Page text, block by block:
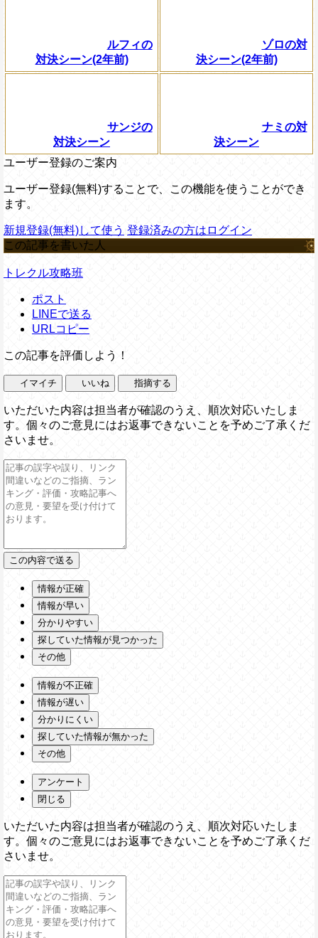
ルフィの
対決シーン(2年前)
ゾロの対
決シーン(2年前)
サンジの
対決シーン
ナミの対
決シーン
ユーザー登録のご案内
ユーザー登録(無料)することで、この機能を使うことができ
ます。
新規登録(無料)して使う 登録済みの方はログイン
この記事を書いた人
トレクル攻略班
ポスト
LINEで送る
URLコピー
この記事を評価しよう！
イマイチ いいね 指摘する
いただいた内容は担当者が確認のうえ、順次対応いたしま
す。個々のご意見にはお返事できないことを予めご了承くだ
さいませ。
情報が正確
情報が早い
分かりやすい
探していた情報が見つかった
その他
情報が不正確
情報が遅い
分かりにくい
探していた情報が無かった
その他
アンケート
閉じる
いただいた内容は担当者が確認のうえ、順次対応いたしま
す。個々のご意見にはお返事できないことを予めご了承くだ
さいませ。